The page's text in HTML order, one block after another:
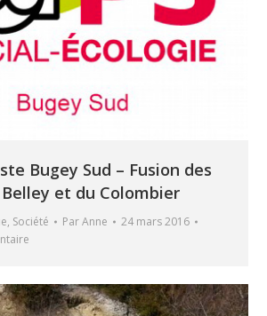
Bugey Sud – Fusion des
et du Colombier
, Société ParAnne
24 mars 2016